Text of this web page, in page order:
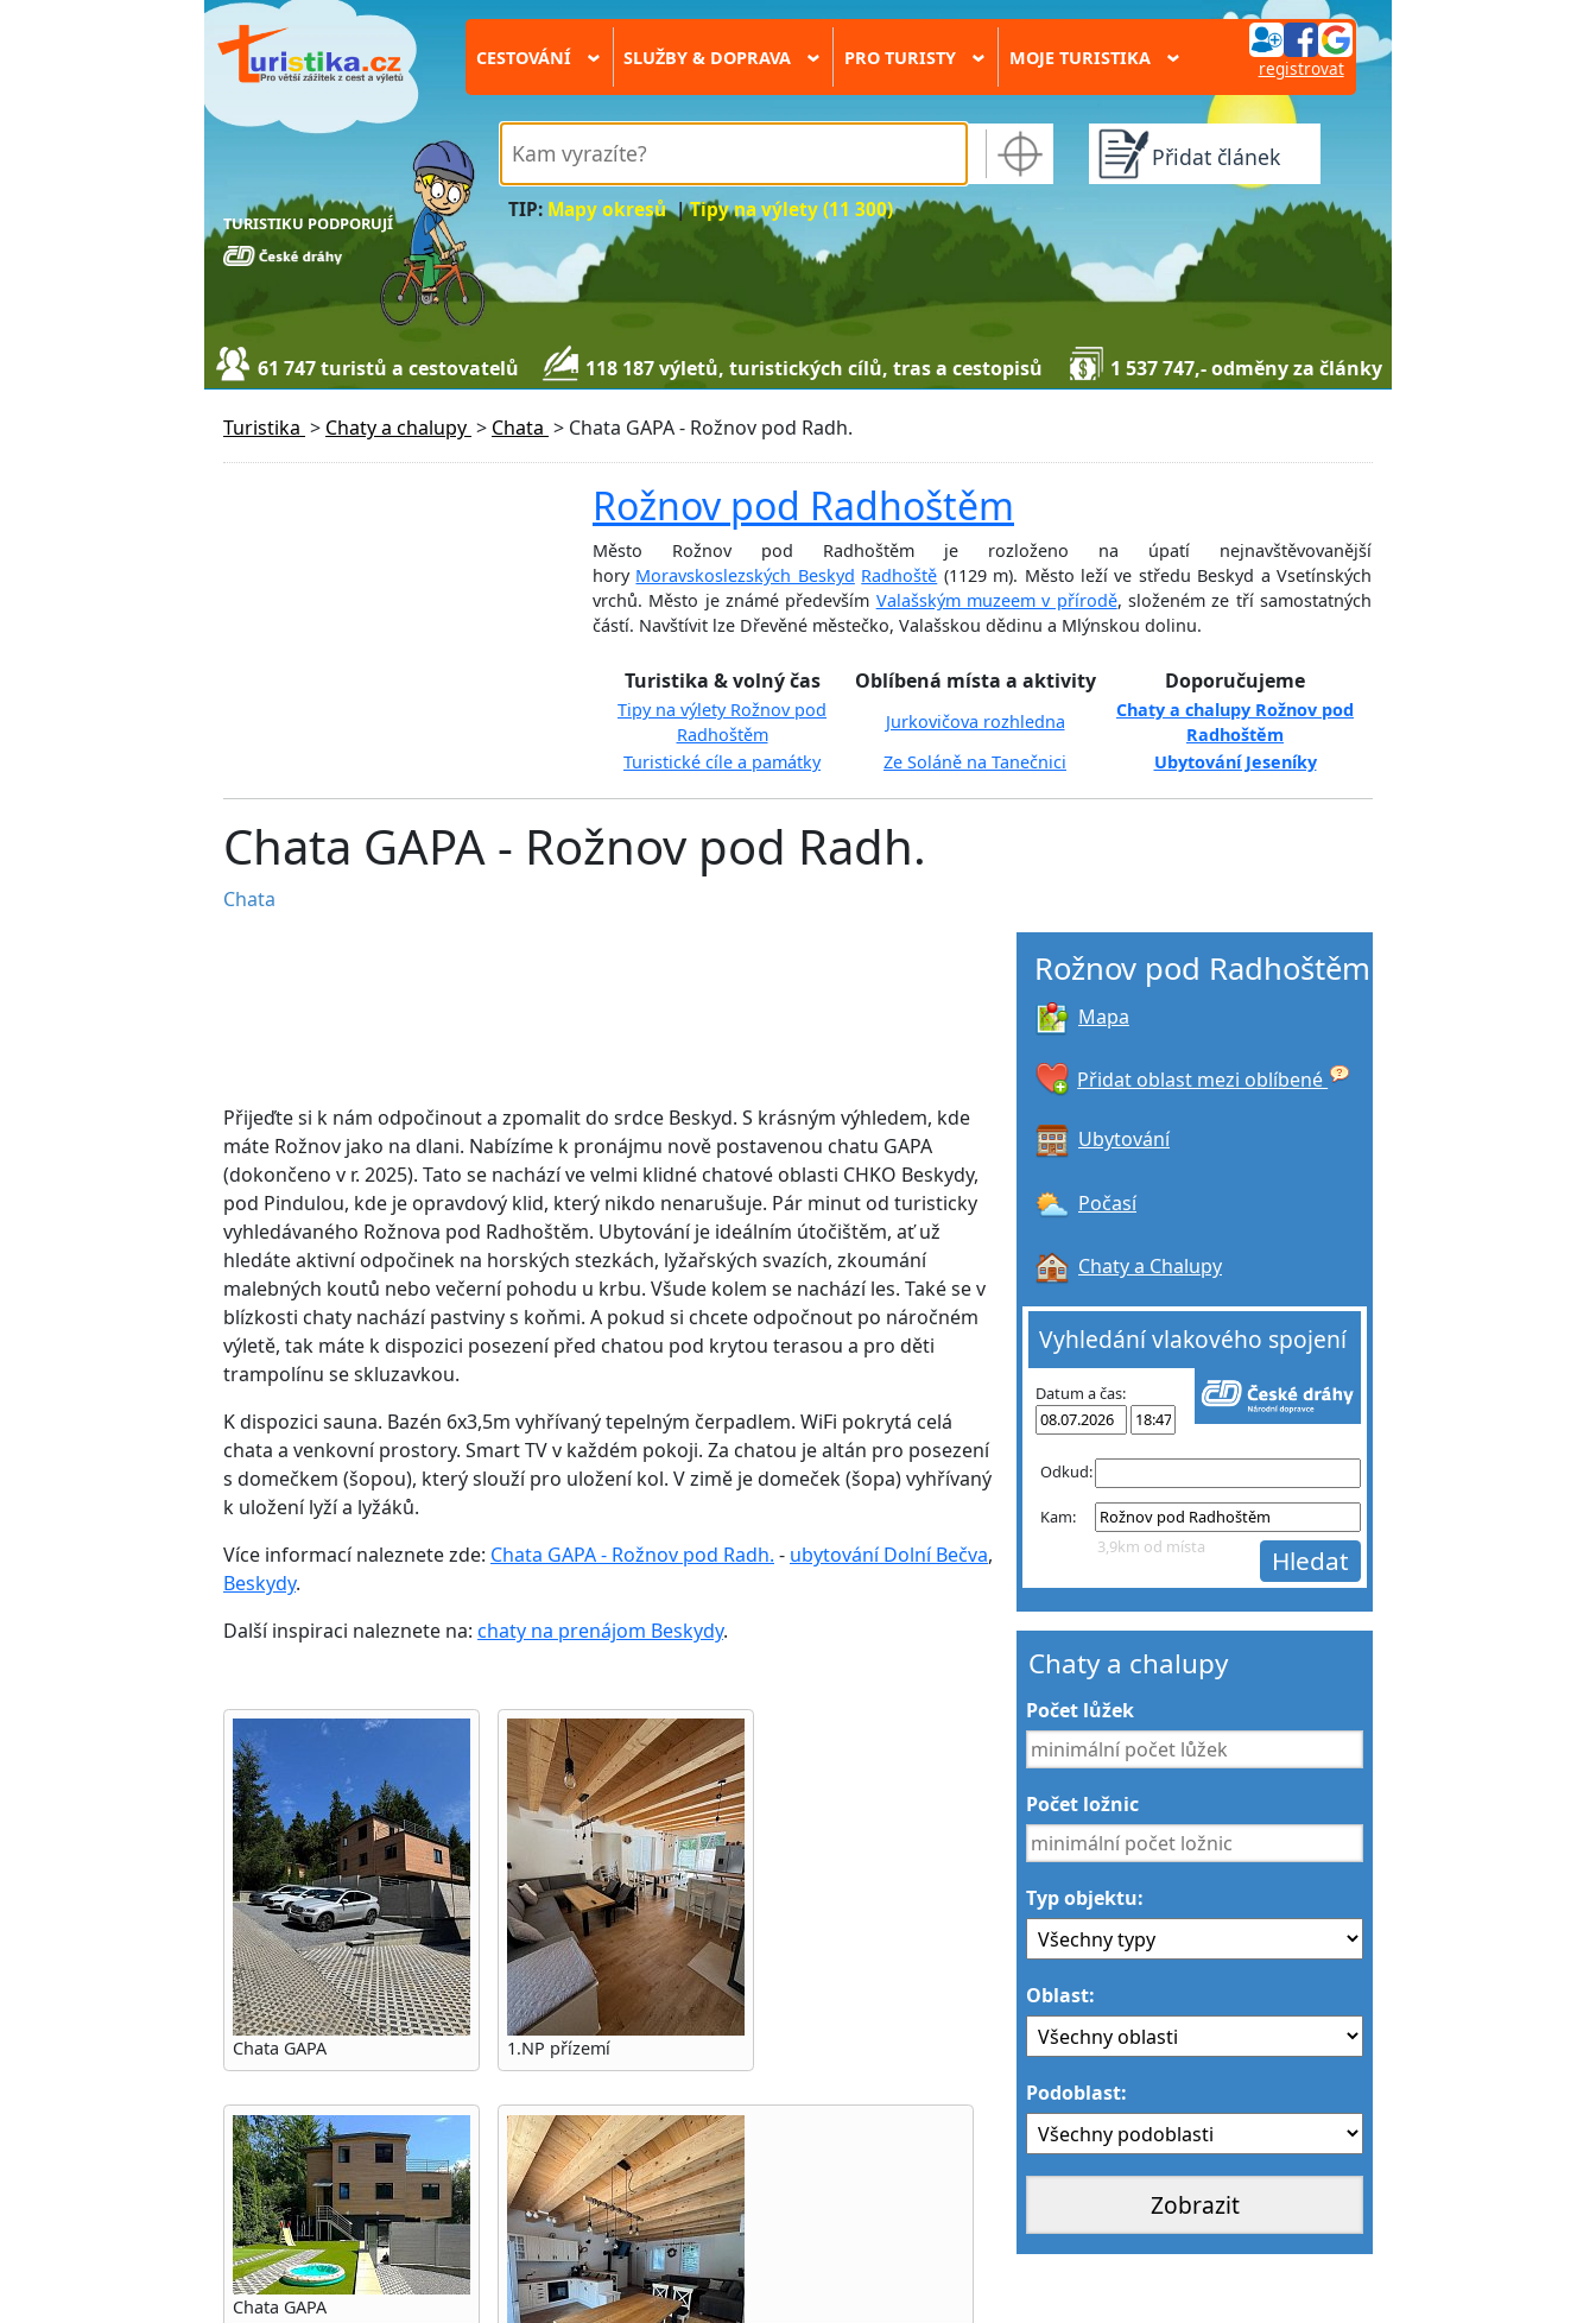
TURISTIKU PODPORUJÍ
CESTOVÁNÍ › SLUŽBY & DOPRAVA › PRO TURISTY › MOJE TURISTIKA › registrovat
TIP: Mapy okresů|Tipy na výlety (11 300)
Přidat článek
61 747 turistů a cestovatelů 118 187 výletů, turistických cílů, tras a cestopisů 1 537 747,- odměny za články
Turistika > Chaty a chalupy > Chata > Chata GAPA - Rožnov pod Radh.
Rožnov pod Radhoštěm
Město Rožnov pod Radhoštěm je rozloženo na úpatí nejnavštěvovanější
hory Moravskoslezských Beskyd Radhoště (1129 m). Město leží ve středu Beskyd a Vsetínských
vrchů. Město je známé především Valašským muzeem v přírodě, složeném ze tří samostatných
částí. Navštívit lze Dřevěné městečko, Valašskou dědinu a Mlýnskou dolinu.
Turistika & volný čas Oblíbená místa a aktivity Doporučujeme
Tipy na výlety Rožnov pod
Radhoštěm
Jurkovičova rozhledna
Chaty a chalupy Rožnov pod
Radhoštěm
Turistické cíle a památky
Ze Soláně na Tanečnici Ubytování Jeseníky
Chata GAPA - Rožnov pod Radh.
Chata
Přijeďte si k nám odpočinout a zpomalit do srdce Beskyd. S krásným výhledem, kde
máte Rožnov jako na dlani. Nabízíme k pronájmu nově postavenou chatu GAPA
(dokončeno v r. 2025). Tato se nachází ve velmi klidné chatové oblasti CHKO Beskydy,
pod Pindulou, kde je opravdový klid, který nikdo nenarušuje. Pár minut od turisticky
vyhledávaného Rožnova pod Radhoštěm. Ubytování je ideálním útočištěm, ať už
hledáte aktivní odpočinek na horských stezkách, lyžařských svazích, zkoumání
malebných koutů nebo večerní pohodu u krbu. Všude kolem se nachází les. Také se v
blízkosti chaty nachází pastviny s koňmi. A pokud si chcete odpočnout po náročném
výletě, tak máte k dispozici posezení před chatou pod krytou terasou a pro děti
trampolínu se skluzavkou.
K dispozici sauna. Bazén 6x3,5m vyhřívaný tepelným čerpadlem. WiFi pokrytá celá
chata a venkovní prostory. Smart TV v každém pokoji. Za chatou je altán pro posezení
s domečkem (šopou), který slouží pro uložení kol. V zimě je domeček (šopa) vyhřívaný
k uložení lyží a lyžáků.
Více informací naleznete zde: Chata GAPA - Rožnov pod Radh. - ubytování Dolní Bečva,
Beskydy.
Další inspiraci naleznete na: chaty na prenájom Beskydy.
Chata GAPA 1.NP přízemí
Chata GAPA
Rožnov pod Radhoštěm
Mapa
Přidat oblast mezi oblíbené
Ubytování
Počasí
Chaty a Chalupy
Vyhledání vlakového spojení
Datum a čas:
Odkud:
Kam:
3,9km od místa
Chaty a chalupy
Počet lůžek
Počet ložnic
Typ objektu:
Oblast:
Podoblast: